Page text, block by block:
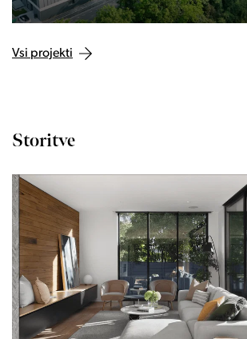
Vsi projekti
Storitve